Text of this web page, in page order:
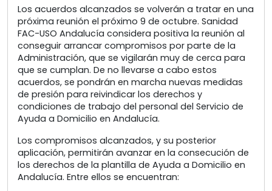
Los acuerdos alcanzados se volverán a tratar en una
próxima reunión el próximo 9 de octubre. Sanidad
FAC-USO Andalucía considera positiva la reunión al
conseguir arrancar compromisos por parte de la
Administración, que se vigilarán muy de cerca para
que se cumplan. De no llevarse a cabo estos
acuerdos, se pondrán en marcha nuevas medidas
de presión para reivindicar los derechos y
condiciones de trabajo del personal del Servicio de
Ayuda a Domicilio en Andalucía.
Los compromisos alcanzados, y su posterior
aplicación, permitirán avanzar en la consecución de
los derechos de la plantilla de Ayuda a Domicilio en
Andalucía. Entre ellos se encuentran: